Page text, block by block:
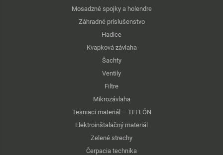
Mosadzné spojky a holendre
Záhradné príslušenstvo
Hadice
Kvapková závlaha
Šachty
Ventily
Filtre
Mikrozávlaha
Tesniaci materiál – TEFLÓN
Elektroinštalačný materiál
Zelené strechy
Čerpacia technika